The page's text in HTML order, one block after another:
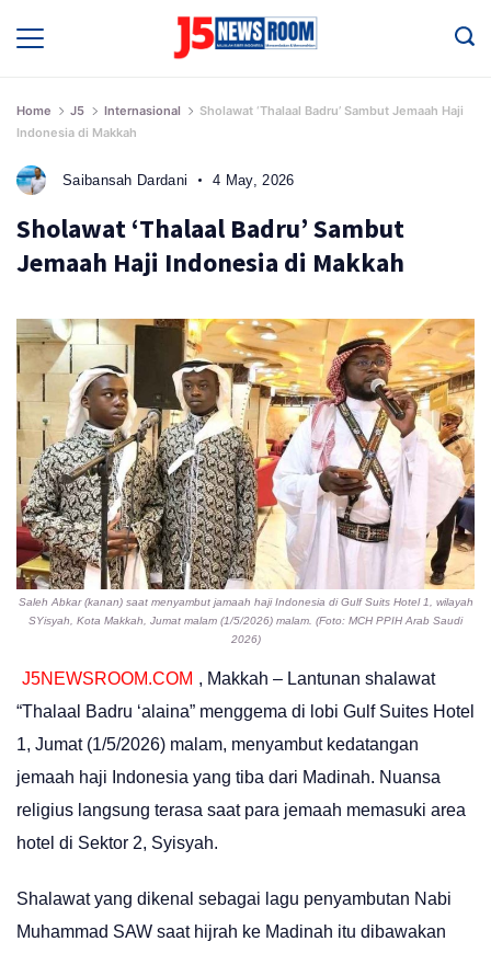
Home J5 Internasional
Sholawat ‘Thalaal Badru’ Sambut Jemaah Haji
Indonesia di Makkah
Saibansah Dardani 4 May, 2026
Sholawat ‘Thalaal Badru’ Sambut
Jemaah Haji Indonesia di Makkah
Saleh Abkar (kanan) saat menyambut jamaah haji Indonesia di Gulf Suits Hotel 1, wilayah
SYisyah, Kota Makkah, Jumat malam (1/5/2026) malam. (Foto: MCH PPIH Arab Saudi
2026)
J5NEWSROOM.COM , Makkah – Lantunan shalawat
“Thalaal Badru ‘alaina” menggema di lobi Gulf Suites Hotel
1, Jumat (1/5/2026) malam, menyambut kedatangan
jemaah haji Indonesia yang tiba dari Madinah. Nuansa
religius langsung terasa saat para jemaah memasuki area
hotel di Sektor 2, Syisyah.
Shalawat yang dikenal sebagai lagu penyambutan Nabi
Muhammad SAW saat hijrah ke Madinah itu dibawakan